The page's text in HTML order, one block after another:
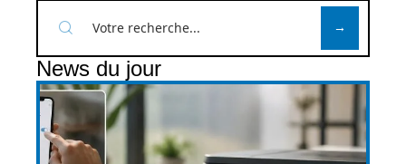
News du jour